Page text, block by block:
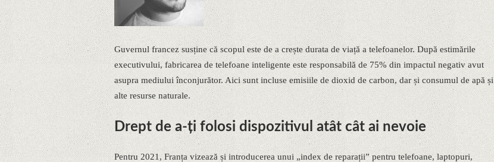
Guvernul francez susține că scopul este de a crește durata de viață a telefoanelor. După estimările
executivului, fabricarea de telefoane inteligente este responsabilă de 75% din impactul negativ avut
asupra mediului înconjurător. Aici sunt incluse emisiile de dioxid de carbon, dar și consumul de apă și
alte resurse naturale.
Drept de a-ți folosi dispozitivul atât cât ai nevoie
Pentru 2021, Franța vizează și introducerea unui „index de reparații” pentru telefoane, laptopuri,